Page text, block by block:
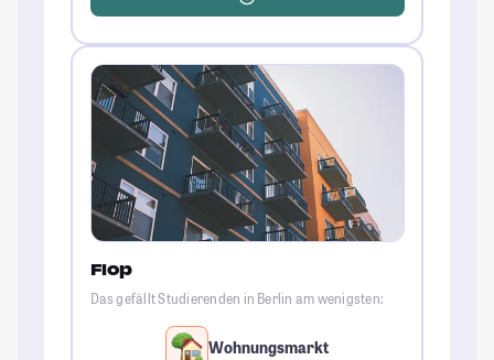
Flop
Das gefällt Studierenden in Berlin am wenigsten:
Wohnungsmarkt